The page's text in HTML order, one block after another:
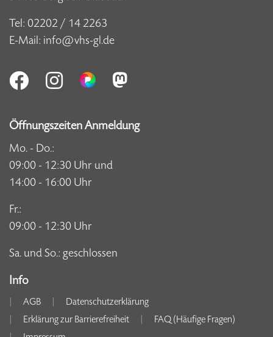
Tel: 02202 / 14 2263
E-Mail: info@vhs-gl.de
Öffnungszeiten Anmeldung
Mo. - Do.:
09:00 - 12:30 Uhr und
14:00 - 16:00 Uhr
Fr.:
09:00 - 12:30 Uhr
Sa. und So.: geschlossen
Info
AGB
Datenschutzerklärung
Erklärung zur Barrierefreiheit
FAQ (Häufige Fragen)